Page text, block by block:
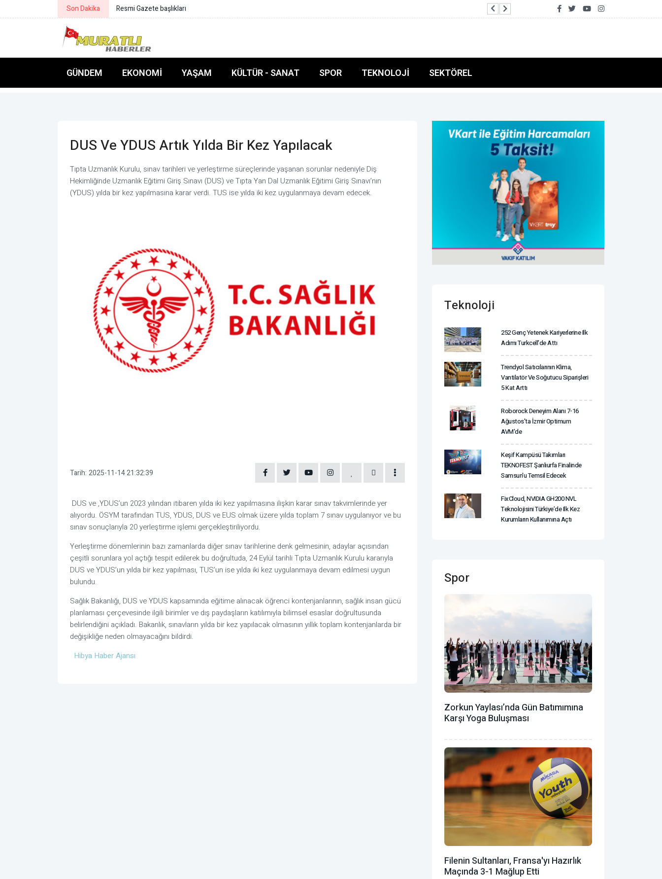
Son Dakika Bakan Çiftçi: Türkeli’nin gönlümüzde müstesna bir yeri var Dışişleri Bakanlığı'nda Suriye gündemli
GÜNDEM EKONOMI YAŞAM KÜLTÜR - SANAT SPOR TEKNOLOJI SEKTÖREL
DUS Ve YDUS Artık Yılda Bir Kez Yapılacak
Tıpta Uzmanlık Kurulu, sınav tarihleri ve yerleştirme süreçlerinde yaşanan sorunlar nedeniyle Diş
Hekimliğinde Uzmanlık Eğitimi Giriş Sınavı (DUS) ve Tıpta Yan Dal Uzmanlık Eğitimi Giriş Sınavı’nın
(YDUS) yılda bir kez yapılmasına karar verdi. TUS ise yılda iki kez uygulanmaya devam edecek.
Tarih: 2025-11-14 21:32:39
DUS ve ,YDUS’un 2023 yılından itibaren yılda iki kez yapılmasına ilişkin karar sınav takvimlerinde yer
alıyordu. ÖSYM tarafından TUS, YDUS, DUS ve EUS olmak üzere yılda toplam 7 sınav uygulanıyor ve bu
sınav sonuçlarıyla 20 yerleştirme işlemi gerçekleştiriliyordu.
Yerleştirme dönemlerinin bazı zamanlarda diğer sınav tarihlerine denk gelmesinin, adaylar açısından
çeşitli sorunlara yol açtığı tespit edilerek bu doğrultuda, 24 Eylül tarihli Tıpta Uzmanlık Kurulu kararıyla
DUS ve YDUS’un yılda bir kez yapılması, TUS’un ise yılda iki kez uygulanmaya devam edilmesi uygun
bulundu.
Sağlık Bakanlığı, DUS ve YDUS kapsamında eğitime alınacak öğrenci kontenjanlarının, sağlık insan gücü
planlaması çerçevesinde ilgili birimler ve dış paydaşların katılımıyla bilimsel esaslar doğrultusunda
belirlendiğini açıkladı. Bakanlık, sınavların yılda bir kez yapılacak olmasının yıllık toplam kontenjanlarda bir
değişikliğe neden olmayacağını bildirdi.
Hibya Haber Ajansı
Teknoloji
252 Genç Yetenek Kariyerlerine Ilk
Adımı Turkcell’de Attı
Trendyol Satıcılarının Klima,
Vantilatör ‎ve Soğutucu Siparişleri
5 Kat Arttı
Roborock Deneyim Alanı 7-16
Ağustos'ta İzmir Optimum
AVM'de
Keşif Kampüsü Takımları
TEKNOFEST Şanlıurfa Finalinde
Samsun'u Temsil Edecek
FixCloud, NVIDIA GH200 NVL
Teknolojisini Türkiye’de Ilk Kez
Kurumların Kullanımına Açtı
Spor
Zorkun Yaylası’nda Gün Batımımına
Karşı Yoga Buluşması
Filenin Sultanları, Fransa'yı Hazırlık
Maçında 3-1 Mağlup Etti